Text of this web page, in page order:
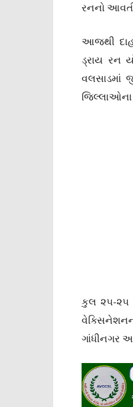
રનનો
આજથી
ડ્રાય રન
વલસાડમાં
કુલ ૨૫-૨૫
ગાંધીનગર